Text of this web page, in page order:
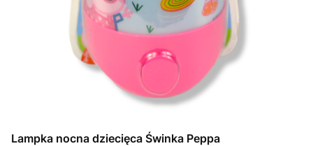
Lampka nocna dziecięca Świnka Peppa